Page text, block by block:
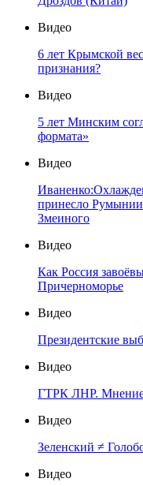
Видео
6 лет Крымской
признания?
Видео
5 лет Минским
формата»
Видео
принесло Румынии
Змеиного
Видео
Как Россия
Причерноморье
Видео
Президентские
Видео
ГТРК ЛНР.
Видео
Зеленский ≠
Видео